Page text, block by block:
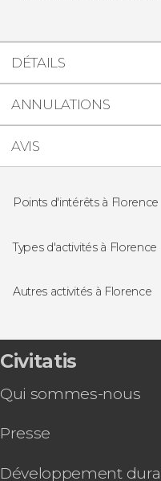
DÉTAILS
ANNULATIONS
AVIS
Points d'intérêts à Florence
Ponte Vecchio
Galerie de
Types d'activités à Florence
Excursions d'une
Autres activités à Florence
Jeu de piste : La
Billet pour le
Bus touristique de
Offre : Florence +
Billets pour la
Civitatis
Qui sommes-nous
Presse
Développement